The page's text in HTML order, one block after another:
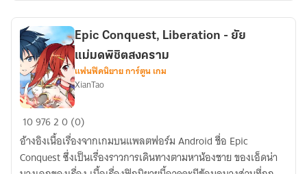
Epic
Conquest,
Liberation
-
Epic Conquest, Liberation - ยัย
แม่มดพิชิตสงคราม
แฟนฟิคนิยาย การ์ตูน เกม
XianTao
1097620 (0)
อ้างอิงเนื้อเรื่องจากเกมบนแพลตฟอร์ม Android ชื่อ Epic
Conquest ซึ่งเป็นเรื่องราวการเดินทางตามหาน้องชาย ของเอ็ดน่า